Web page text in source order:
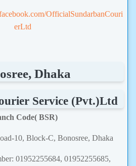
OfficialSundarbanCouri
erLtd
Dhaka
Service (Pvt.)Ltd
Code( BSR)
10, Block-C, Bonosree, Dhaka
01952255684, 01952255685,